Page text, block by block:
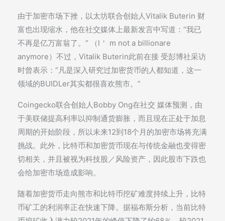
由于加密市场下挫，以太坊联合创始人Vitalik Buterin 财
富也出现缩水，他在社交媒体上最新发言中写道：“我已
不再是亿万富翁了。” （l＇ m not a billionare
anymore）不过，Vitalik Buterin此前在接 受彭博社采访
时曾表示：“凡是深入研究过加密货币的人都知道，这一
领域的BUIDLer其实都很喜欢熊市。”
Coingecko联合创始人Bobby Ong在社交 媒体预测，由
于美联储提高利率以抑制通货膨胀，而且现在正处于加息
周期的开始阶段，所以未来12到18个月的加密市场将充满
挑战。此外，比特币和加密货币现在与传统金融也变得密
切相关，并且被视为科技股／风险资产，因此股市下跌也
会给加密市场造成影响。
随着加密货币走向熊市和比特币挖矿难度持续上升，比特
币矿工的利润率正在快速下降。据福布斯分析，当前比特